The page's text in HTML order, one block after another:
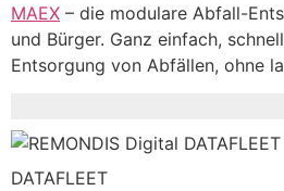
MAEX – die modulare Abfall-
und Bürger. Ganz einfach,
Entsorgung von Abfällen, ohne
DATAFLEET